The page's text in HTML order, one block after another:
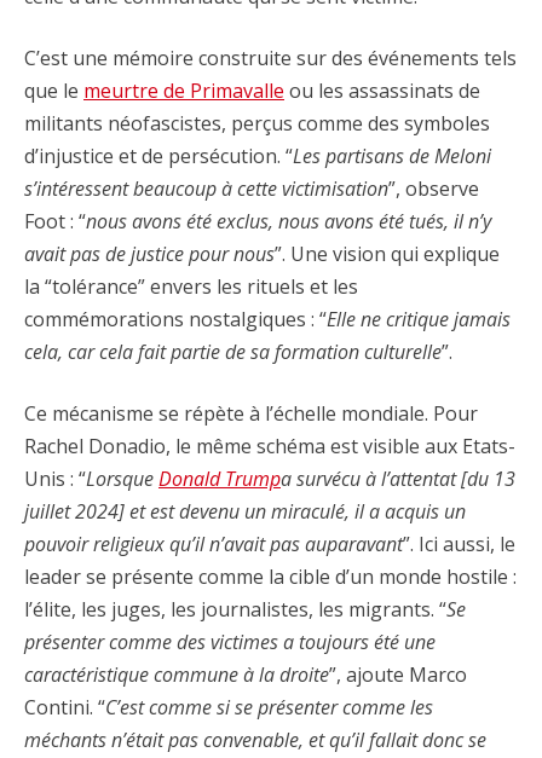
C’est une mémoire construite sur des événements tels
que le meurtre de Primavalle ou les assassinats de
militants néofascistes, perçus comme des symboles
d’injustice et de persécution. “Les partisans de Meloni
s’intéressent beaucoup à cette victimisation”, observe
Foot : “nous avons été exclus, nous avons été tués, il n’y
avait pas de justice pour nous”. Une vision qui explique
la “tolérance” envers les rituels et les
commémorations nostalgiques : “Elle ne critique jamais
cela, car cela fait partie de sa formation culturelle”.
Ce mécanisme se répète à l’échelle mondiale. Pour
Rachel Donadio, le même schéma est visible aux Etats-
Unis : “LorsqueDonald Trumpa survécu à l’attentat [du 13
juillet 2024] et est devenu un miraculé, il a acquis un
pouvoir religieux qu’il n’avait pas auparavant”. Ici aussi, le
leader se présente comme la cible d’un monde hostile :
l’élite, les juges, les journalistes, les migrants. “Se
présenter comme des victimes a toujours été une
caractéristique commune à la droite”, ajoute Marco
Contini. “C’est comme si se présenter comme les
méchants n’était pas convenable, et qu’il fallait donc se